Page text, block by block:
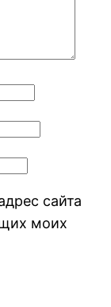
сайта
моих